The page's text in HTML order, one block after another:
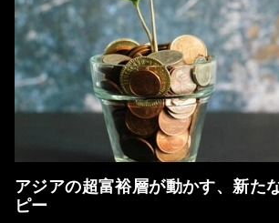
アジアの超富裕層が動かす、新た
ピー